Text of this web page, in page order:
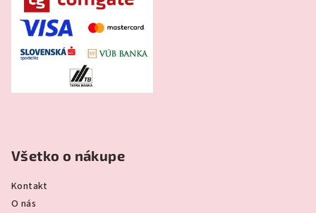
Všetko o nákupe
Kontakt
O nás